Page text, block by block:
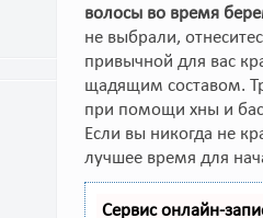
волосы во время
не выбрали,
привычной для вас
щадящим составом.
при помощи хны и
Если вы никогда не
лучшее время для
Сервис онлайн-